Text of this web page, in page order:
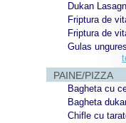
Dukan
Friptura de
Friptura de
Gulas
PAINE/PIZZA
Bagheta cu
Bagheta
Chifle cu